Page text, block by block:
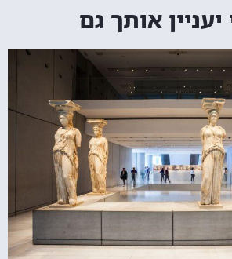
אותך גם